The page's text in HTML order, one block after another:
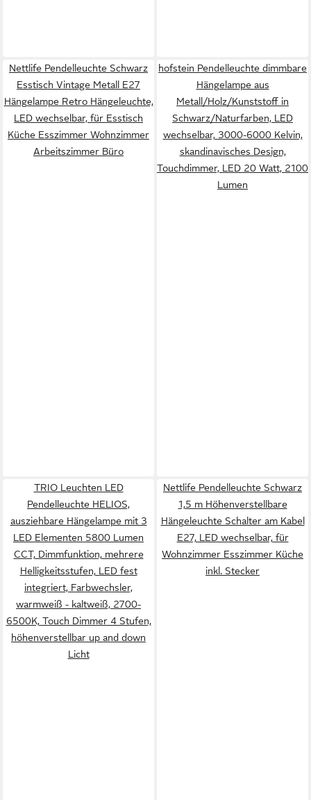
Nettlife Pendelleuchte Schwarz
Esstisch Vintage Metall E27
Hängelampe Retro Hängeleuchte,
LED wechselbar, für Esstisch
Küche Esszimmer Wohnzimmer
Arbeitszimmer Büro
hofstein Pendelleuchte dimmbare
Hängelampe aus
Metall/Holz/Kunststoff in
Schwarz/Naturfarben, LED
wechselbar, 3000-6000 Kelvin,
skandinavisches Design,
Touchdimmer, LED 20 Watt, 2100
Lumen
TRIO Leuchten LED
Pendelleuchte HELIOS,
ausziehbare Hängelampe mit 3
LED Elementen 5800 Lumen
CCT, Dimmfunktion, mehrere
Helligkeitsstufen, LED fest
integriert, Farbwechsler,
warmweiß - kaltweiß, 2700-
6500K, Touch Dimmer 4 Stufen,
höhenverstellbar up and down
Licht
Nettlife Pendelleuchte Schwarz
1,5 m Höhenverstellbare
Hängeleuchte Schalter am Kabel
E27, LED wechselbar, für
Wohnzimmer Esszimmer Küche
inkl. Stecker